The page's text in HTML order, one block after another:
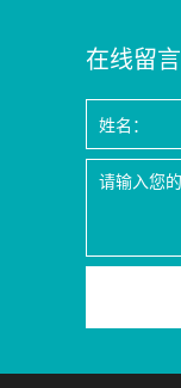
在线留言